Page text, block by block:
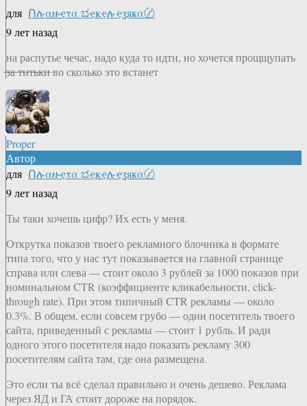
для Ոሉαዙҿτα ಭҿҝҿሉҿʓяҝα〄
9 лет назад
на распутье чечас, надо куда то идти, но хочется прощщупать
̶з̶а̶ ̶т̶и̶т̶ь̶к̶и̶ во сколько это встанет
Proper
Автор
для Ոሉαዙҿτα ಭҿҝҿሉҿʓяҝα〄
9 лет назад
Ты таки хочешь цифр? Их есть у меня.
Открутка показов твоего рекламного блочника в формате
типа того, что у нас тут показывается на главной странице
справа или слева — стоит около 3 рублей за 1000 показов при
номинальном CTR (коэффициенте кликабельности, click-
through rate). При этом типичный CTR рекламы — около
0.3%. В общем, если совсем грубо — один посетитель твоего
сайта, приведенный с рекламы — стоит 1 рубль. И ради
одного этого посетителя надо показать рекламу 300
посетителям сайта там, где она размещена.
Это если ты всё сделал правильно и очень дешево. Реклама
через ЯД и ГА стоит дороже на порядок.